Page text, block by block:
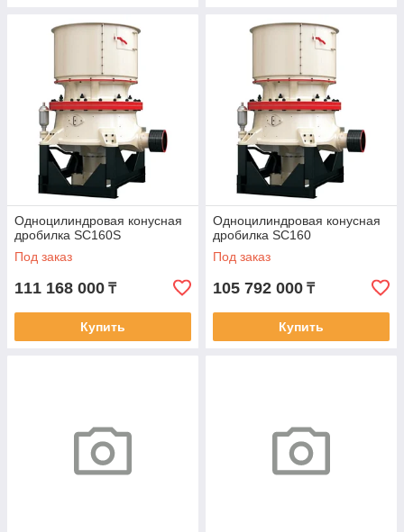
Одноцилиндровая конусная
дробилка SC160S
Под заказ
111 168 000 ₸
Купить
Одноцилиндровая конусная
дробилка SC160
Под заказ
105 792 000 ₸
Купить